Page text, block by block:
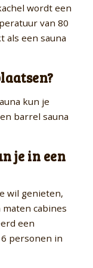
wordt een
van 80
als een sauna
kun je
barrel sauna
je in een
wil genieten,
cabines
een
personen in